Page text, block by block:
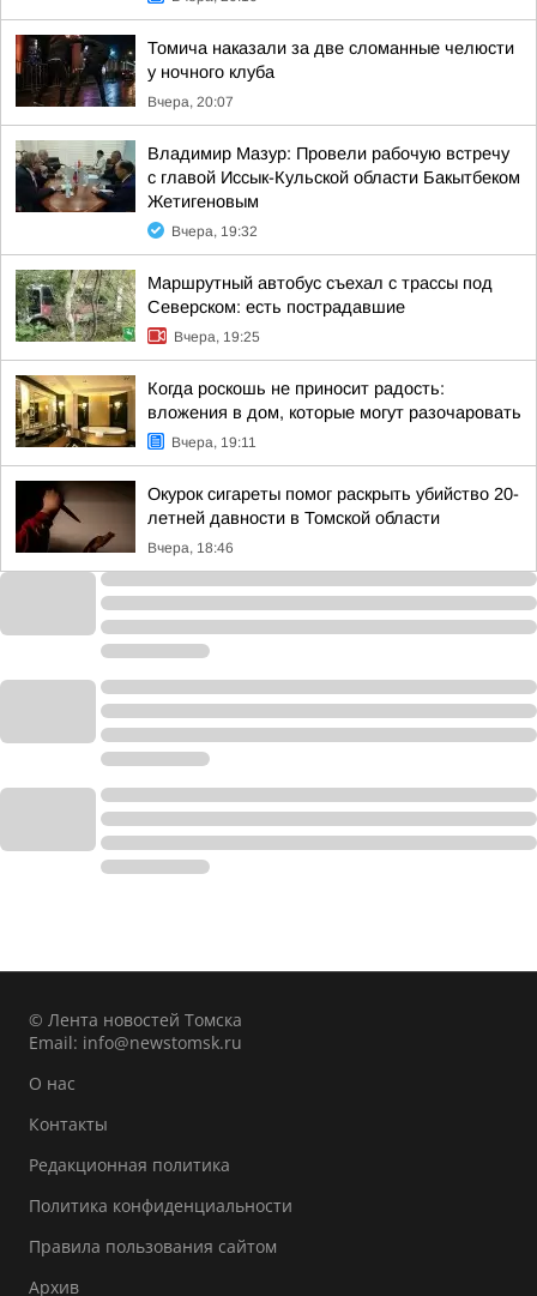
Томича наказали за две сломанные челюсти
у ночного клуба
Вчера, 20:07
Владимир Мазур: Провели рабочую встречу
с главой Иссык-Кульской области Бакытбеком
Жетигеновым
Вчера, 19:32
Маршрутный автобус съехал с трассы под
Северском: есть пострадавшие
Вчера, 19:25
Когда роскошь не приносит радость:
вложения в дом, которые могут разочаровать
Вчера, 19:11
Окурок сигареты помог раскрыть убийство 20-
летней давности в Томской области
Вчера, 18:46
© Лента новостей Томска
Email: info@newstomsk.ru
О нас
Контакты
Редакционная политика
Политика конфиденциальности
Правила пользования сайтом
Архив